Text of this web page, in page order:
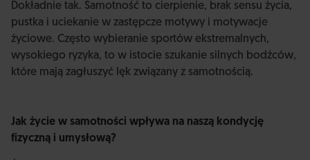
Dokładnie tak. Samotność to cierpienie, brak sensu życia,
pustka i uciekanie w zastępcze motywy i motywacje
życiowe. Często wybieranie sportów ekstremalnych,
wysokiego ryzyka, to w istocie szukanie silnych bodźców,
które mają zagłuszyć lęk związany z samotnością.
Jak życie w samotności wpływa na naszą kondycję
fizyczną i umysłową?